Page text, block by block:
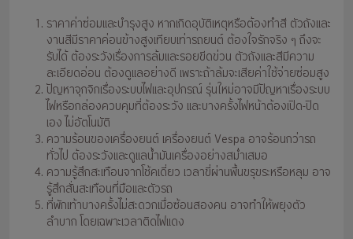
ราคาค่าซ่อมและบำรุงสูง หากเกิดอุบัติเหตุหรือต้องทำสี ตัวถังและ
งานสีมีราคาค่อนข้างสูงเทียบเท่ารถยนต์ ต้องใจรักจริง ๆ ถึงจะ
รับได้ ต้องระวังเรื่องการล้มและรอยขีดข่วน ตัวถังและสีมีความ
ละเอียดอ่อน ต้องดูแลอย่างดี เพราะถ้าล้มจะเสียค่าใช้จ่ายซ่อมสูง
ปัญหาจุกจิกเรื่องระบบไฟและอุปกรณ์ รุ่นใหม่อาจมีปัญหาเรื่องระบบ
ไฟหรือกล่องควบคุมที่ต้องระวัง และบางครั้งไฟหน้าต้องเปิด-ปิด
เอง ไม่อัตโนมัติ
ความร้อนของเครื่องยนต์ เครื่องยนต์ Vespa อาจร้อนกว่ารถ
ทั่วไป ต้องระวังและดูแลน้ำมันเครื่องอย่างสม่ำเสมอ
ความรู้สึกสะเทือนจากโช้คเดี่ยว เวลาขี่ผ่านพื้นขรุขระหรือหลุม อาจ
รู้สึกสั่นสะเทือนที่มือและตัวรถ
ที่พักเท้าบางครั้งไม่สะดวกเมื่อซ้อนสองคน อาจทำให้พยุงตัว
ลำบาก โดยเฉพาะเวลาติดไฟแดง